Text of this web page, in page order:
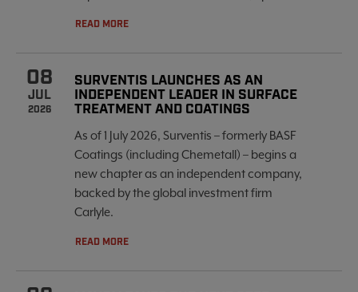
READ MORE
08
JUL
2026
SURVENTIS LAUNCHES AS AN
INDEPENDENT LEADER IN SURFACE
TREATMENT AND COATINGS
As of 1 July 2026, Surventis – formerly BASF
Coatings (including Chemetall) – begins a
new chapter as an independent company,
backed by the global investment firm
Carlyle.
READ MORE